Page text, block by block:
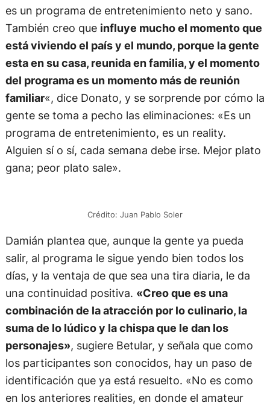
es un programa de entretenimiento neto y sano.
También creo que influye mucho el momento que
está viviendo el país y el mundo, porque la gente
esta en su casa, reunida en familia, y el momento
del programa es un momento más de reunión
familiar«, dice Donato, y se sorprende por cómo la
gente se toma a pecho las eliminaciones: «Es un
programa de entretenimiento, es un reality.
Alguien sí o sí, cada semana debe irse. Mejor plato
gana; peor plato sale».
Crédito: Juan Pablo Soler
Damián plantea que, aunque la gente ya pueda
salir, al programa le sigue yendo bien todos los
días, y la ventaja de que sea una tira diaria, le da
una continuidad positiva. «Creo que es una
combinación de la atracción por lo culinario, la
suma de lo lúdico y la chispa que le dan los
personajes», sugiere Betular, y señala que como
los participantes son conocidos, hay un paso de
identificación que ya está resuelto. «No es como
en los anteriores realities, en donde el amateur